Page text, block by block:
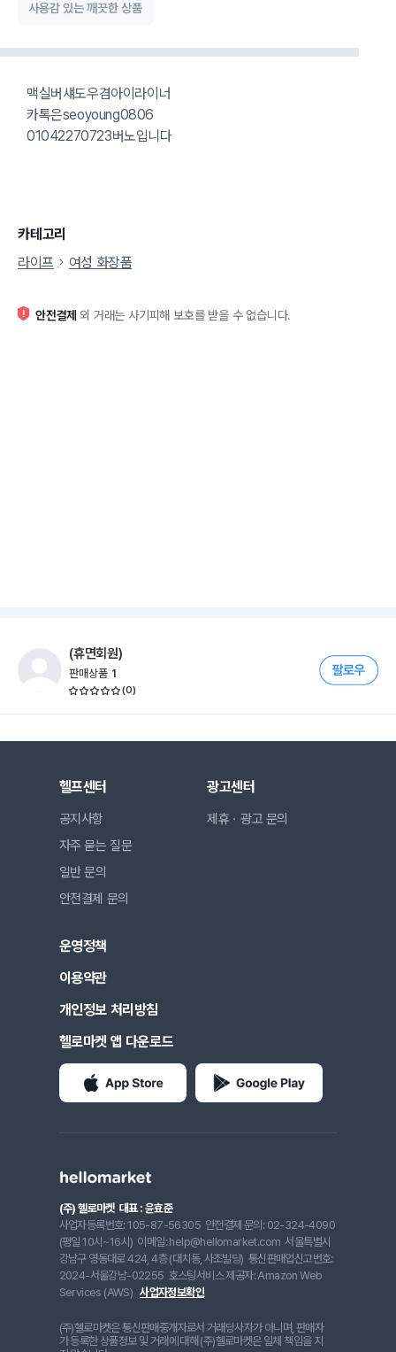
사용감 있는 깨끗한 상품
맥실버섀도우겸아이라이너
카톡은seoyoung0806
01042270723버노입니다
카테고리
라이프
여성 화장품
안전결제 외 거래는 사기피해 보호를 받을 수 없습니다.
(휴면회원)
판매상품 1
(0)
헬프센터
공지사항
자주 묻는 질문
일반 문의
안전결제 문의
광고센터
제휴ㆍ광고 문의
운영정책
이용약관
개인정보 처리방침
헬로마켓 앱 다운로드
(주) 헬로마켓 대표 : 윤효준
사업자등록번호: 105-87-56305 안전결제 문의: 02-324-4090
(평일 10시~16시) 이메일: help@hellomarket.com 서울특별시
강남구 영동대로 424, 4층 (대치동, 사조빌딩) 통신판매업신고번호:
2024-서울강남-02255 호스팅서비스 제공자: Amazon Web
Services (AWS) 사업자정보확인
(주)헬로마켓은 통신판매중개자로서 거래당사자가 아니며, 판매자
가 등록한 상품정보 및 거래에 대해 (주)헬로마켓은 일체 책임을 지